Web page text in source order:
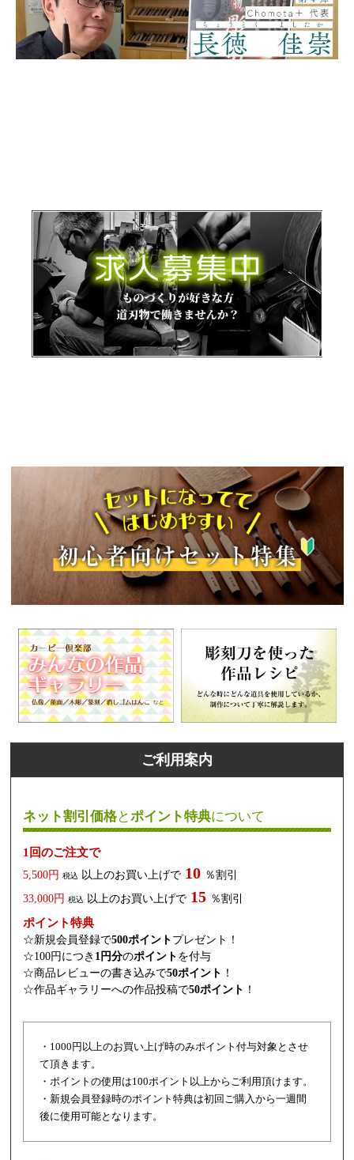
ご利用案内
ネット割引価格とポイント特典について
1回のご注文で
5,500円 税込 以上のお買い上げで 10 ％割引
33,000円 税込 以上のお買い上げで 15 ％割引
ポイント特典
☆新規会員登録で500ポイント プレゼント！
☆100円につき 1円分のポイント を付与
☆商品レビューの書き込みで50ポイント ！
☆作品ギャラリーへの作品投稿で50ポイント ！
・1000円以上のお買い上げ時のみポイント付与対象とさせ
て頂きます。
・ポイントの使用は100ポイント以上からご利用頂けます。
・新規会員登録時のポイント特典は初回ご購入から一週間
後に使用可能となります。